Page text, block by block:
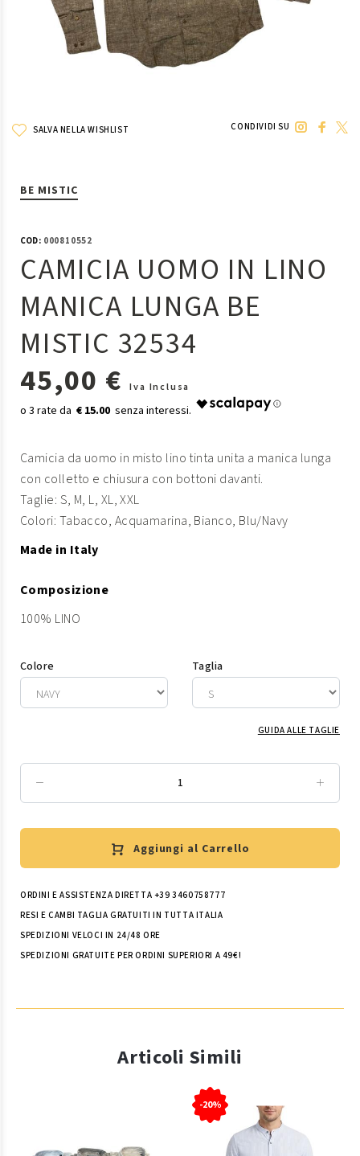
SALVA NELLA WISHLIST CONDIVIDI SU
BE MISTIC
COD:000810552
CAMICIA UOMO IN LINO
MANICA LUNGA BE
MISTIC 32534
45,00 €
Iva Inclusa
€ 15.00
Camicia da uomo in misto lino tinta unita a manica lunga
con colletto e chiusura con bottoni davanti.
Taglie: S, M, L, XL, XXL
Colori: Tabacco, Acquamarina, Bianco, Blu/Navy
Made in Italy
Composizione
100% LINO
Colore Taglia
GUIDA ALLE TAGLIE
Aggiungi al Carrello
ORDINI E ASSISTENZA DIRETTA +39 3460758777
RESI E CAMBI TAGLIA GRATUITI IN TUTTA ITALIA
SPEDIZIONI VELOCI IN 24/48 ORE
SPEDIZIONI GRATUITE PER ORDINI SUPERIORI A 49€!
Articoli Simili
-20%